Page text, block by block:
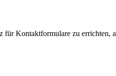
Kontaktformulare zu errichten,